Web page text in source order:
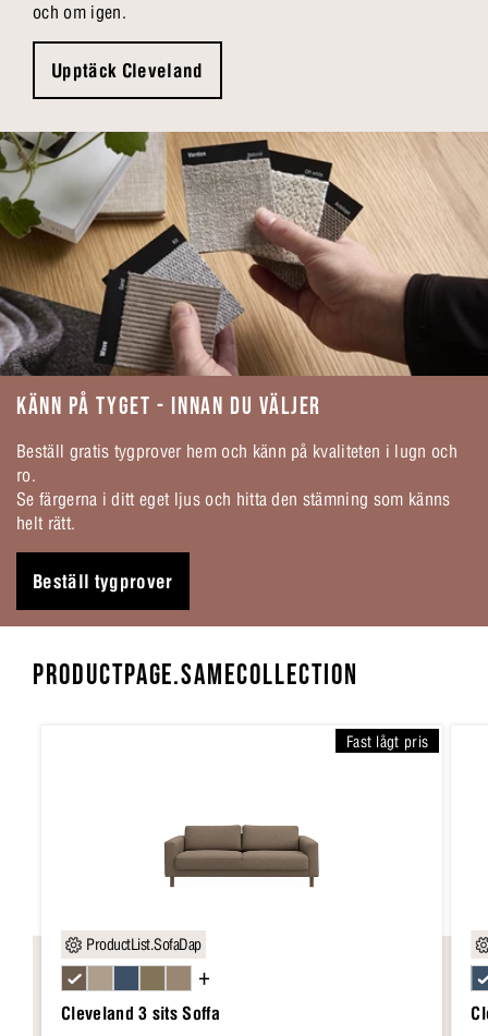
och om igen.
Upptäck Cleveland
KÄNN PÅ TYGET - INNAN DU VÄLJER
Beställ gratis tygprover hem och känn på kvaliteten i lugn och
ro.
Se färgerna i ditt eget ljus och hitta den stämning som känns
helt rätt.
Beställ tygprover
PRODUCTPAGE.SAMECOLLECTION
Fast lågt pris
ProductList.SofaDap
Cleveland 3 sits Soffa
+